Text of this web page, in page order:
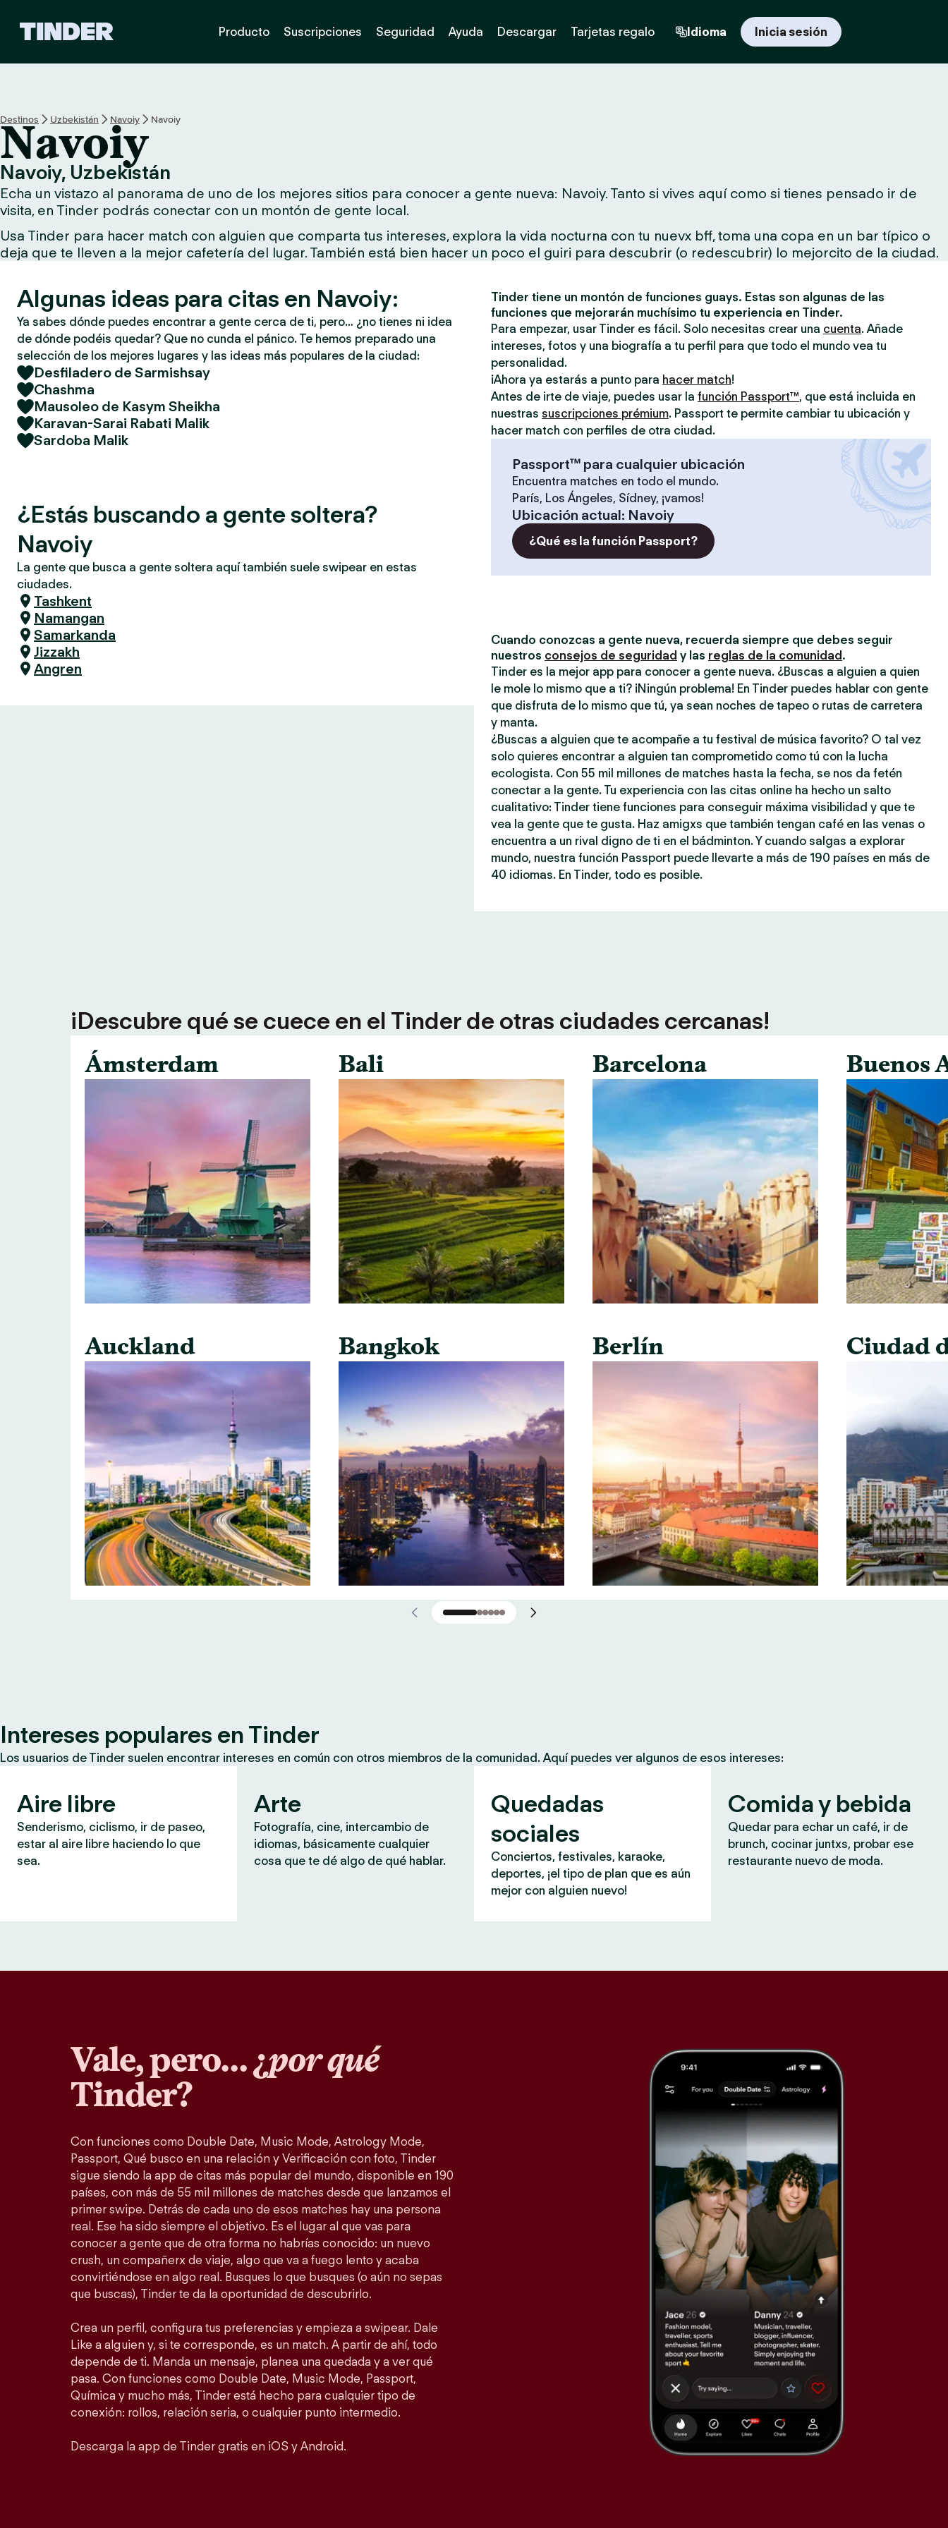
I
n
c
i
o
Producto Suscripciones Seguridad Ayuda Descargar Tarjetas regalo Idioma Inicia sesión
Destinos Uzbekistán Navoiy Navoiy
Navoiy
Navoiy, Uzbekistán
Echa un vistazo al panorama de uno de los mejores sitios para conocer a gente nueva: Navoiy. Tanto si vives aquí como si tienes pensado ir de
visita, en Tinder podrás conectar con un montón de gente local.
Usa Tinder para hacer match con alguien que comparta tus intereses, explora la vida nocturna con tu nuevx bff, toma una copa en un bar típico o
deja que te lleven a la mejor cafetería del lugar. También está bien hacer un poco el guiri para descubrir (o redescubrir) lo mejorcito de la ciudad.
Algunas ideas para citas en Navoiy:
Ya sabes dónde puedes encontrar a gente cerca de ti, pero… ¿no tienes ni idea
de dónde podéis quedar? Que no cunda el pánico. Te hemos preparado una
selección de los mejores lugares y las ideas más populares de la ciudad:
Desfiladero de Sarmishsay
Chashma
Mausoleo de Kasym Sheikha
Karavan-Sarai Rabati Malik
Sardoba Malik
¿Estás buscando a gente soltera?
Navoiy
La gente que busca a gente soltera aquí también suele swipear en estas
ciudades.
Tashkent
Namangan
Samarkanda
Jizzakh
Angren
Tinder tiene un montón de funciones guays. Estas son algunas de las
funciones que mejorarán muchísimo tu experiencia en Tinder.
Para empezar, usar Tinder es fácil. Solo necesitas crear una cuenta. Añade
intereses, fotos y una biografía a tu perfil para que todo el mundo vea tu
personalidad.
¡Ahora ya estarás a punto para hacer match!
Antes de irte de viaje, puedes usar la función Passport™, que está incluida en
nuestras suscripciones prémium. Passport te permite cambiar tu ubicación y
hacer match con perfiles de otra ciudad.
Passport™ para cualquier ubicación
Encuentra matches en todo el mundo.
París, Los Ángeles, Sídney, ¡vamos!
Ubicación actual: Navoiy
¿Qué es la función Passport?
Cuando conozcas a gente nueva, recuerda siempre que debes seguir
nuestros consejos de seguridad y las reglas de la comunidad .
Tinder es la mejor app para conocer a gente nueva. ¿Buscas a alguien a quien
le mole lo mismo que a ti? ¡Ningún problema! En Tinder puedes hablar con gente
que disfruta de lo mismo que tú, ya sean noches de tapeo o rutas de carretera
y manta.
¿Buscas a alguien que te acompañe a tu festival de música favorito? O tal vez
solo quieres encontrar a alguien tan comprometido como tú con la lucha
ecologista. Con 55 mil millones de matches hasta la fecha, se nos da fetén
conectar a la gente. Tu experiencia con las citas online ha hecho un salto
cualitativo: Tinder tiene funciones para conseguir máxima visibilidad y que te
vea la gente que te gusta. Haz amigxs que también tengan café en las venas o
encuentra a un rival digno de ti en el bádminton. Y cuando salgas a explorar
mundo, nuestra función Passport puede llevarte a más de 190 países en más de
40 idiomas. En Tinder, todo es posible.
¡Descubre qué se cuece en el Tinder de otras ciudades cercanas!
Ámsterdam
Auckland
Bali
Bangkok
Barcelona
Berlín
Buenos
Ciudad
Intereses populares en Tinder
Los usuarios de Tinder suelen encontrar intereses en común con otros miembros de la comunidad. Aquí puedes ver algunos de esos intereses:
Aire libre
Senderismo, ciclismo, ir de paseo,
estar al aire libre haciendo lo que
sea.
Arte
Fotografía, cine, intercambio de
idiomas, básicamente cualquier
cosa que te dé algo de qué hablar.
Quedadas
sociales
Conciertos, festivales, karaoke,
deportes, ¡el tipo de plan que es aún
mejor con alguien nuevo!
Comida y bebida
Quedar para echar un café, ir de
brunch, cocinar juntxs, probar ese
restaurante nuevo de moda.
Vale, pero… ¿por qué
Tinder?
Con funciones como Double Date, Music Mode, Astrology Mode,
Passport, Qué busco en una relación y Verificación con foto, Tinder
sigue siendo la app de citas más popular del mundo, disponible en 190
países, con más de 55 mil millones de matches desde que lanzamos el
primer swipe. Detrás de cada uno de esos matches hay una persona
real. Ese ha sido siempre el objetivo. Es el lugar al que vas para
conocer a gente que de otra forma no habrías conocido: un nuevo
crush, un compañerx de viaje, algo que va a fuego lento y acaba
convirtiéndose en algo real. Busques lo que busques (o aún no sepas
que buscas), Tinder te da la oportunidad de descubrirlo.
Crea un perfil, configura tus preferencias y empieza a swipear. Dale
Like a alguien y, si te corresponde, es un match. A partir de ahí, todo
depende de ti. Manda un mensaje, planea una quedada y a ver qué
pasa. Con funciones como Double Date, Music Mode, Passport,
Química y mucho más, Tinder está hecho para cualquier tipo de
conexión: rollos, relación seria, o cualquier punto intermedio.
Descarga la app de Tinder gratis en iOS y Android.